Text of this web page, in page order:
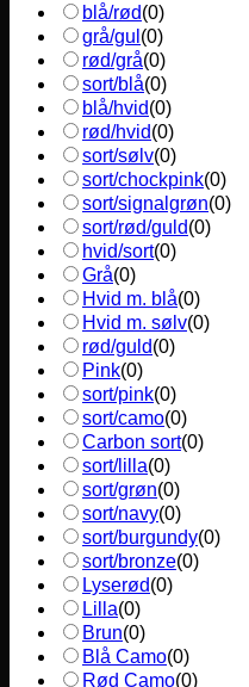
blå/rød(0)
grå/gul (0)
rød/grå(0)
sort/blå(0)
blå/hvid(0)
rød/hvid(0)
sort/sølv(0)
sort/chockpink(0)
sort/signalgrøn(0)
sort/rød/guld(0)
hvid/sort(0)
Grå(0)
Hvid m. blå(0)
Hvid m. sølv(0)
rød/guld(0)
Pink(0)
sort/pink(0)
sort/camo(0)
Carbon sort(0)
sort/lilla(0)
sort/grøn(0)
sort/navy(0)
sort/burgundy(0)
sort/bronze(0)
Lyserød(0)
Lilla(0)
Brun(0)
Blå Camo(0)
Rød Camo(0)